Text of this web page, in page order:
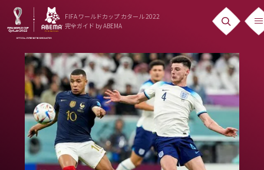
FIFA ワールドカップ カタール 2022
完全ガイド by ABEMA
ニュース
News
出場国
Teams
日本代表